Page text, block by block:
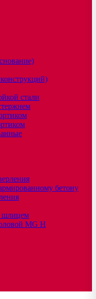
стали
бетону
шлицем
MG H